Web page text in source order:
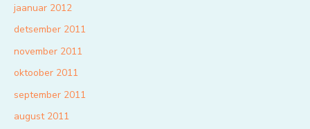
jaanuar 2012
detsember 2011
november 2011
oktoober 2011
september 2011
august 2011